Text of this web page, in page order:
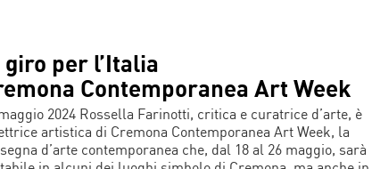
giro per l’Italia
Contemporanea Art Week
2024 Rossella Farinotti, critica e curatrice d’arte, è
artistica di Cremona Contemporanea Art Week, la
d’arte contemporanea che, dal 18 al 26 maggio, sarà